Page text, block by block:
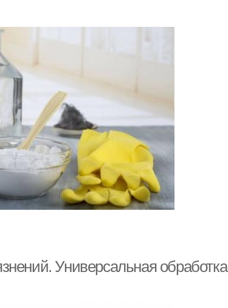
Универсальная обработка